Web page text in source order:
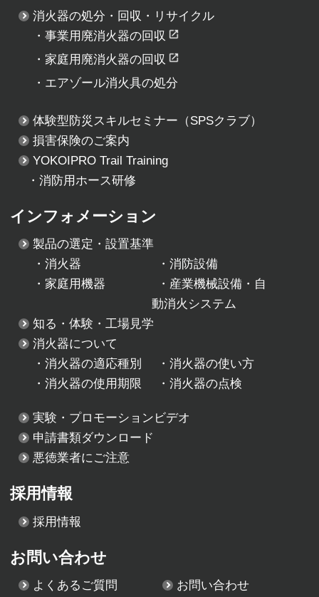
消火器の処分・回収・リサイクル
・事業用廃消火器の回収
・ 家庭用廃消火器の回収
・ エアゾール消火具の処分
体験型防災スキルセミナー （SPSクラブ）
損害保険のご案内
YOKOIPRO Trail Training
・消防用ホース研修
インフォメーション
製品の選定・設置基準
・消火器 ・ 消防設備
・ 家庭用機器 ・ 産業機械設備・自
動消火システム
知る・体験・工場見学
消火器について
・消火器の適応種別 ・ 消火器の使い方
・消火器の使用期限 ・ 消火器の点検
実験・プロモーションビデオ
申請書類ダウンロード
悪徳業者にご注意
採用情報
採用情報
お問い合わせ
よくあるご質問
お問い合わせ